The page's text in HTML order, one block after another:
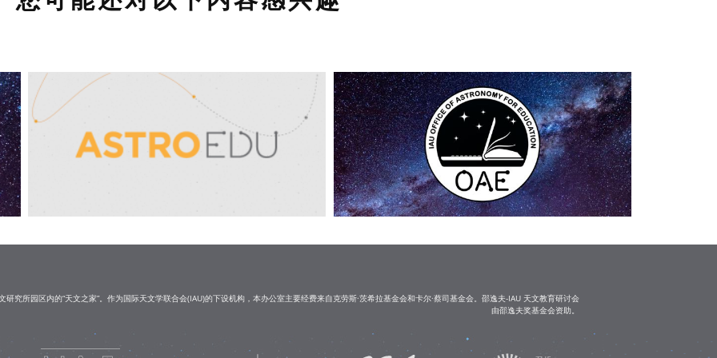
研究所园区内的“天文之家”。作为国际天文学联合会(IAU)的下设机构，本办公室主要经费来自克劳斯·茨希拉基金会和卡尔·蔡司基金会。邵逸夫-IAU 天文教育研讨会
由邵逸夫奖基金会资助。